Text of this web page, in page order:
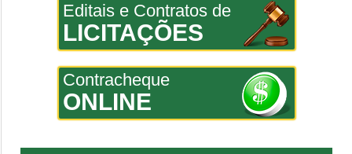
Editais e Contratos de
LICITAÇÕES
Contracheque
ONLINE